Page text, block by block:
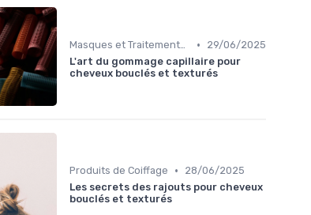
Masques et Traitements en Profondeur •
29/06/2025
L'art du gommage capillaire pour
cheveux bouclés et texturés
Produits de Coiffage •
28/06/2025
Les secrets des rajouts pour cheveux
bouclés et texturés